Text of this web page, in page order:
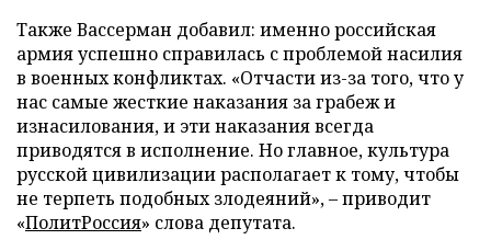
Также Вассерман добавил: именно российская
армия успешно справилась с проблемой насилия
в военных конфликтах. «Отчасти из-за того, что у
нас самые жесткие наказания за грабеж и
изнасилования, и эти наказания всегда
приводятся в исполнение. Но главное, культура
русской цивилизации располагает к тому, чтобы
не терпеть подобных злодеяний», – приводит
«ПолитРоссия» слова депутата.